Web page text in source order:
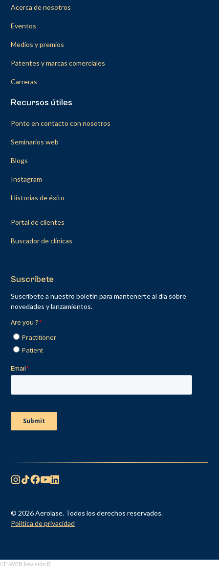
Acerca de nosotros
Eventos
Medios y premios
Patentes y marcas comerciales
Carreras
Recursos útiles
Ponte en contacto con nosotros
Seminarios web
Blogs
Instagram
Historias de éxito
Portal de clientes
Buscador de clínicas
Suscríbete
Suscríbete a nuestro boletín para mantenerte al día sobre
novedades y lanzamientos.
© 2026 Aerolase. Todos los derechos reservados.
Política de privacidad
CF-WEB Revisión B